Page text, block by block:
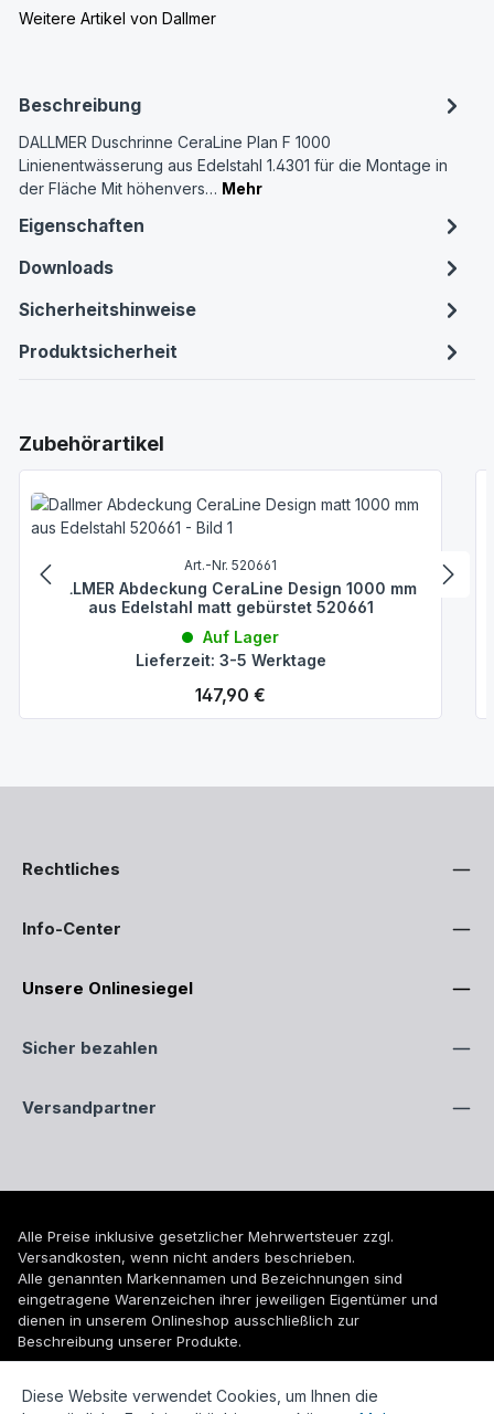
Weitere Artikel von Dallmer
Beschreibung
DALLMER Duschrinne CeraLine Plan F 1000
Linienentwässerung aus Edelstahl 1.4301 für die Montage in
der Fläche Mit höhenvers… Mehr
Eigenschaften
Downloads
Sicherheitshinweise
Produktsicherheit
Produktgalerie überspringen
Zubehörartikel
Art.-Nr. 520661
DALLMER Abdeckung CeraLine Design 1000 mm
aus Edelstahl matt gebürstet 520661
Auf Lager
Lieferzeit: 3-5 Werktage
Regulärer Preis:
147,90 €
Rechtliches
Info-Center
Unsere Onlinesiegel
Sicher bezahlen
Versandpartner
Alle Preise inklusive gesetzlicher Mehrwertsteuer zzgl.
Versandkosten, wenn nicht anders beschrieben.
Alle genannten Markennamen und Bezeichnungen sind
eingetragene Warenzeichen ihrer jeweiligen Eigentümer und
dienen in unserem Onlineshop ausschließlich zur
Beschreibung unserer Produkte.
© 2026 WUH24.de - Weigel und Unger Heizungs- und
Sanitärtechnik GmbH
Diese Website verwendet Cookies, um Ihnen die